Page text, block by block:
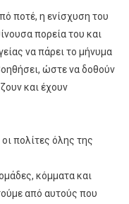
ποτέ, η ενίσχυση του
πορεία του και
να πάρει το μήνυμα
ώστε να δοθούν
και έχουν
πολίτες όλης της
κόμματα και
από αυτούς που